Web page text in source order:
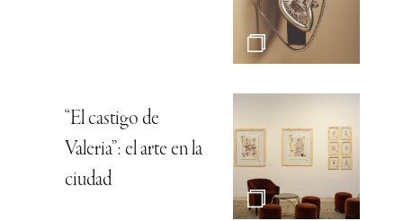
“El castigo de
Valeria”: el arte en la
ciudad